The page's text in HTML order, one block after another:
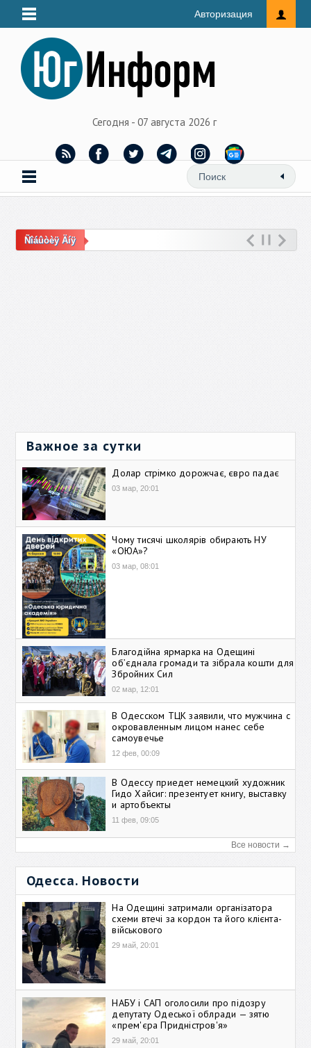
Авторизация
Сегодня - 07 августа 2026 г
Ñîáûòèÿ Äíÿ
Важное за сутки
Долар стрімко дорожчає, євро падає
03 мар, 20:01
Чому тисячі школярів обирають НУ
«ОЮА»?
03 мар, 08:01
Благодійна ярмарка на Одещині
об’єднала громади та зібрала кошти для
Збройних Сил
02 мар, 12:01
В Одесском ТЦК заявили, что мужчина с
окровавленным лицом нанес себе
самоувечье
12 фев, 00:09
В Одессу приедет немецкий художник
Гидо Хайсиг: презентует книгу, выставку
и артобъекты
11 фев, 09:05
Все новости →
Одесса. Новости
На Одещині затримали організатора
схеми втечі за кордон та його клієнта-
військового
29 май, 20:01
НАБУ і САП оголосили про підозру
депутату Одеської облради — зятю
«прем'єра Придністров'я»
29 май, 20:01